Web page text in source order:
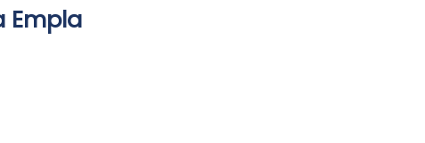
Empla